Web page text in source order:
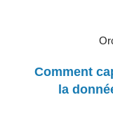
Comment
la